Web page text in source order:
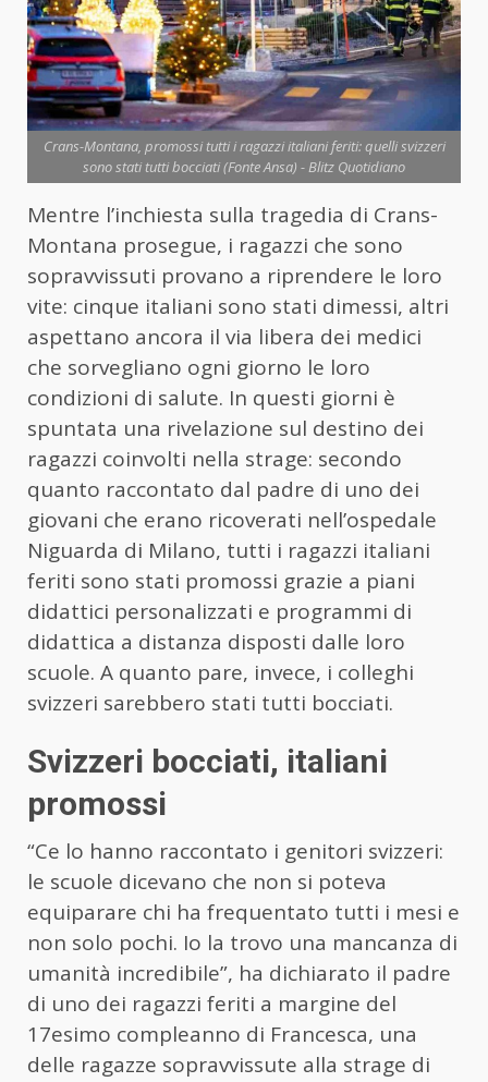
Crans-Montana, promossi tutti i ragazzi italiani feriti: quelli svizzeri
sono stati tutti bocciati (Fonte Ansa) - Blitz Quotidiano
Mentre l’inchiesta sulla tragedia di Crans-
Montana prosegue, i ragazzi che sono
sopravvissuti provano a riprendere le loro
vite: cinque italiani sono stati dimessi, altri
aspettano ancora il via libera dei medici
che sorvegliano ogni giorno le loro
condizioni di salute. In questi giorni è
spuntata una rivelazione sul destino dei
ragazzi coinvolti nella strage: secondo
quanto raccontato dal padre di uno dei
giovani che erano ricoverati nell’ospedale
Niguarda di Milano, tutti i ragazzi italiani
feriti sono stati promossi grazie a piani
didattici personalizzati e programmi di
didattica a distanza disposti dalle loro
scuole. A quanto pare, invece, i colleghi
svizzeri sarebbero stati tutti bocciati.
Svizzeri bocciati, italiani
promossi
“Ce lo hanno raccontato i genitori svizzeri:
le scuole dicevano che non si poteva
equiparare chi ha frequentato tutti i mesi e
non solo pochi. Io la trovo una mancanza di
umanità incredibile”, ha dichiarato il padre
di uno dei ragazzi feriti a margine del
17esimo compleanno di Francesca, una
delle ragazze sopravvissute alla strage di